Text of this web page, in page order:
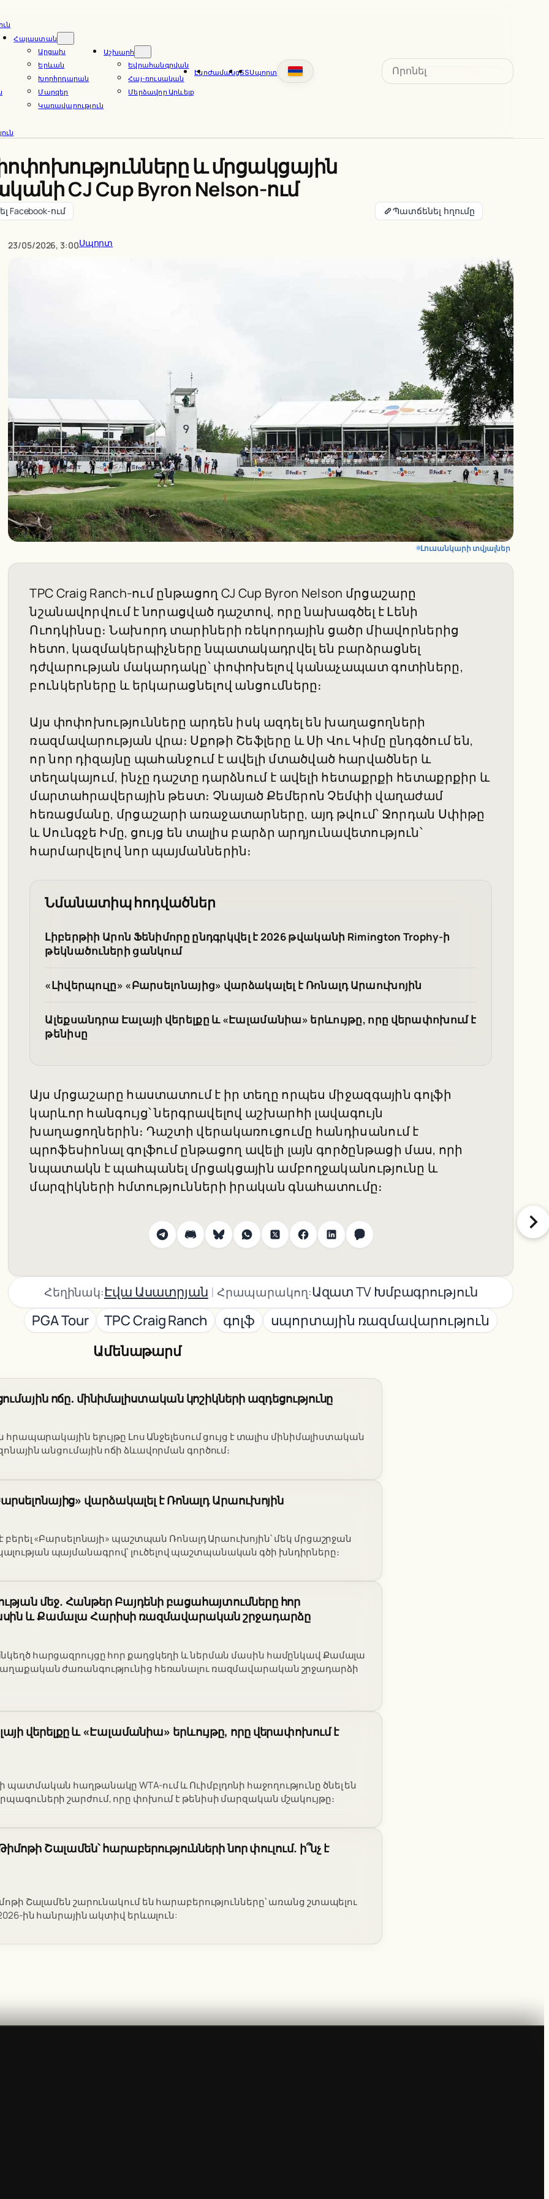
Հայաստան
Արցախ
Երևան
Խորհրդարան
Մարզեր
Կառավարություն
Աշխարհ
Եվրահանգրվան
Հայ-ռուսական
Մերձավոր Արևելք
ԷկոԺամանցՏՏՍպորտ
Search
և մրցակցային
CJ Cup Byron Nelson-ում
Facebook-ում Պատճենել հղումը
23/05/2026, 3:00Սպորտ
Լուսանկարի տվյալներ
TPC Craig Ranch-ում ընթացող CJ Cup Byron Nelson մրցաշարը
նշանավորվում է նորացված դաշտով, որը նախագծել է Լենի
Ուոդկինսը։ Նախորդ տարիների ռեկորդային ցածր միավորներից
հետո, կազմակերպիչները նպատակադրվել են բարձրացնել
դժվարության մակարդակը՝ փոփոխելով կանաչապատ գոտիները,
բունկերները և երկարացնելով անցումները։
Այս փոփոխությունները արդեն իսկ ազդել են խաղացողների
ռազմավարության վրա։ Սքոթի Շեֆլերը և Սի Վու Կիմը ընդգծում են,
որ նոր դիզայնը պահանջում է ավելի մտածված հարվածներ և
տեղակայում, ինչը դաշտը դարձնում է ավելի հետաքրքի հետաքրքիր և
մարտահրավերային թեստ։ Չնայած Քեմերոն Չեմփի վաղաժամ
հեռացմանը, մրցաշարի առաջատարները, այդ թվում՝ Ջորդան Սփիթը
և Սունգջե Իմը, ցույց են տալիս բարձր արդյունավետություն՝
հարմարվելով նոր պայմաններին։
Նմանատիպ հոդվածներ
Լիբերթիի Արոն Ֆենիմորը ընդգրկվել է 2026 թվականի Rimington Trophy-ի
թեկնածուների ցանկում
«Լիվերպուլը» «Բարսելոնայից» վարձակալել է Ռոնալդ Արաուխոյին
Ալեքսանդրա Էալայի վերելքը և «Էալամանիա» երևույթը, որը վերափոխում է
թենիսը
Այս մրցաշարը հաստատում է իր տեղը որպես միջազգային գոլֆի
կարևոր հանգույց՝ ներգրավելով աշխարհի լավագույն
խաղացողներին։ Դաշտի վերակառուցումը հանդիսանում է
պրոֆեսիոնալ գոլֆում ընթացող ավելի լայն գործընթացի մաս, որի
նպատակն է պահպանել մրցակցային ամբողջականությունը և
մարզիկների հմտությունների իրական գնահատումը։
Հեղինակ:Էվա Ասատրյան | Հրապարակող:Ազատ TV Խմբագրություն
PGA Tour TPC Craig Ranch գոլֆ
սպորտային ռազմավարություն
Ամենաթարմ
ոճը․ մինիմալիստական կոշիկների ազդեցությունը
հրապարակային ելույթը Լոս Անջելեսում ցույց է տալիս մինիմալիստական
անցումային ոճի ձևավորման գործում։
վարձակալել է Ռոնալդ Արաուխոյին
է բերել «Բարսելոնայի» պաշտպան Ռոնալդ Արաուխոյին՝ մեկ մրցաշրջան
պայմանագրով՝ լուծելով պաշտպանական գծի խնդիրները։
մեջ. Հանթեր Բայդենի բացահայտումները հոր
և Քամալա Հարիսի ռազմավարական շրջադարձը
հարցազրույցը հոր քաղցկեղի և ներման մասին համընկավ Քամալա
ժառանգությունից հեռանալու ռազմավարական շրջադարձի
վերելքը և «Էալամանիա» երևույթը, որը վերափոխում է
պատմական հաղթանակը WTA-ում և Ուիմբլդոնի հաջողությունը ծնել են
շարժում, որը փոխում է թենիսի մարզական մշակույթը։
Շալամեն՝ հարաբերությունների նոր փուլում. ի՞նչ է
Շալամեն շարունակում են հարաբերությունները՝ առանց շտապելու
ին հանրային ակտիվ երևալուն: